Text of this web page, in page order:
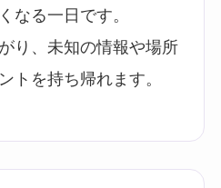
なる一日です。
り、未知の情報や場所
トを持ち帰れます。